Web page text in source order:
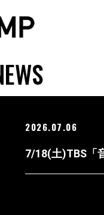
2026.07.06
7/18(土)TBS「